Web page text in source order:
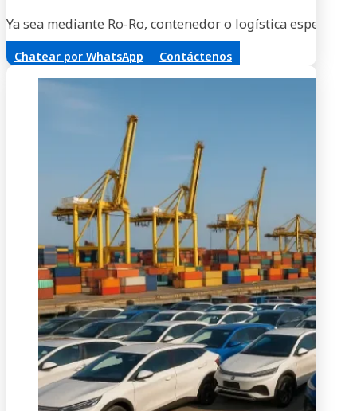
Ya sea mediante Ro-Ro, contenedor o logística
Chatear por WhatsApp Contáctenos